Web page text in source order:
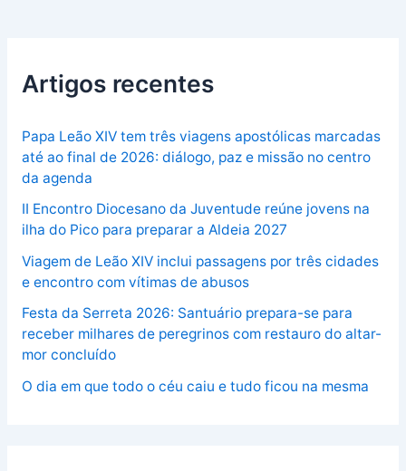
Artigos recentes
Papa Leão XIV tem três viagens apostólicas marcadas
até ao final de 2026: diálogo, paz e missão no centro
da agenda
II Encontro Diocesano da Juventude reúne jovens na
ilha do Pico para preparar a Aldeia 2027
Viagem de Leão XIV inclui passagens por três cidades
e encontro com vítimas de abusos
Festa da Serreta 2026: Santuário prepara-se para
receber milhares de peregrinos com restauro do altar-
mor concluído
O dia em que todo o céu caiu e tudo ficou na mesma